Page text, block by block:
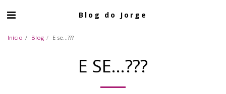
Blog do Jorge
Início Blog E se...???
E SE...???